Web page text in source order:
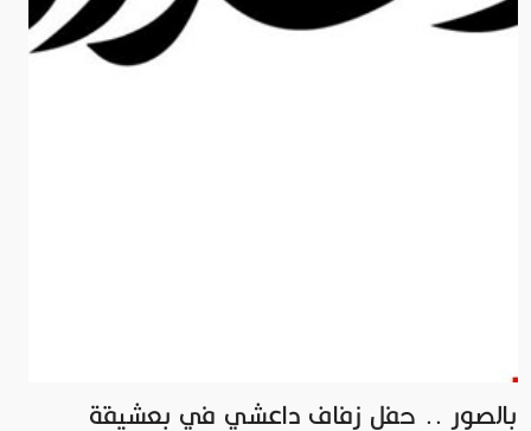
بالصور .. حفل زفاف داعشي في بعشيقة